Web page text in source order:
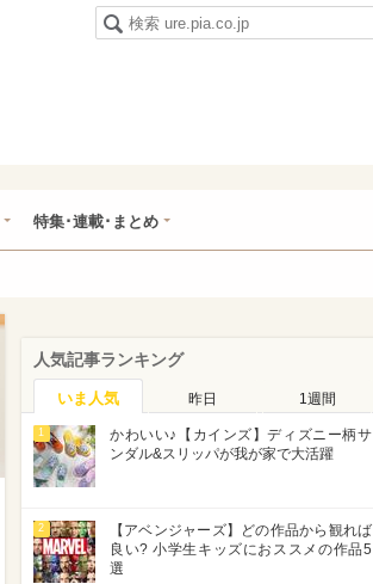
特集･連載･まとめ
人気記事ランキング
いま人気 昨日 1週間
1
かわいい♪【カインズ】ディズニー柄サ
ンダル&スリッパが我が家で大活躍
2
【アベンジャーズ】どの作品から観れば
良い? 小学生キッズにおススメの作品5
選